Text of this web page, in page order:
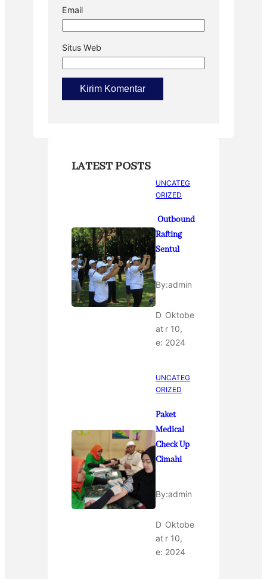
Email
Situs Web
LATEST POSTS
UNCATEG
ORIZED
Outbound
Rafting
Sentul
By:admin
D
at
e:
Oktobe
r 10,
2024
UNCATEG
ORIZED
Paket
Medical
Check Up
Cimahi
By:admin
D
at
e:
Oktobe
r 10,
2024